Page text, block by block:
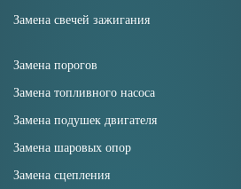
Замена свечей зажигания
Замена порогов
Замена топливного насоса
Замена подушек двигателя
Замена шаровых опор
Замена сцепления